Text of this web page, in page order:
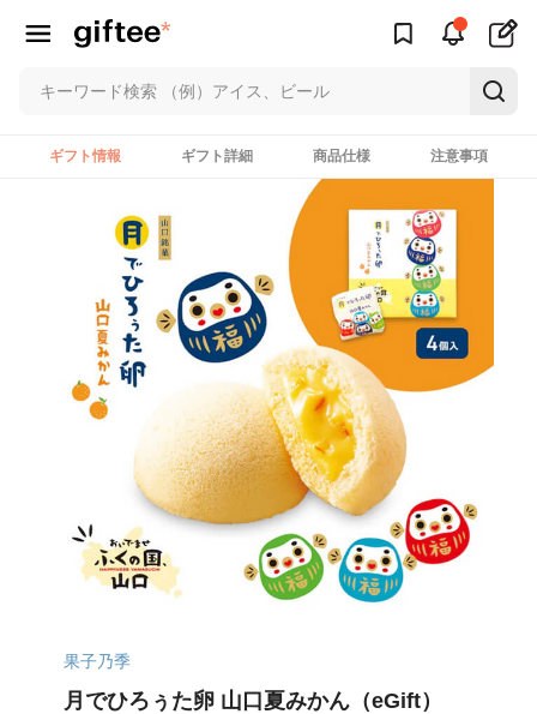
ギフト情報 ギフト詳細 商品仕様 注意事項
果子乃季
月でひろぅた卵 山口夏みかん（eGift）